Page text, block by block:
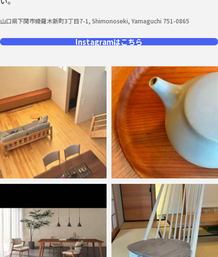
山口県下関市綾羅木新町3丁目7-1, Shimonoseki, Yamaguchi 751-0865
Instagramはこちら